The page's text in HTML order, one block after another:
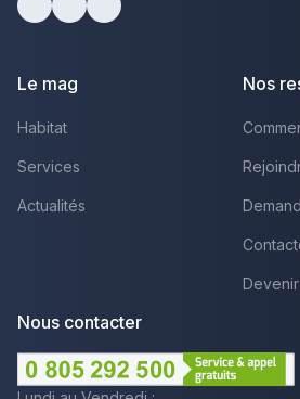
Le mag
Habitat
Services
Actualités
Nos
Nous contacter